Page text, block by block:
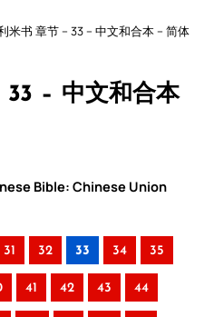
米书 章节 – 33 – 中文和合本 – 简体
– 中文和合本
Bible: Chinese Union
31 32 33 34 35
41 42 43 44